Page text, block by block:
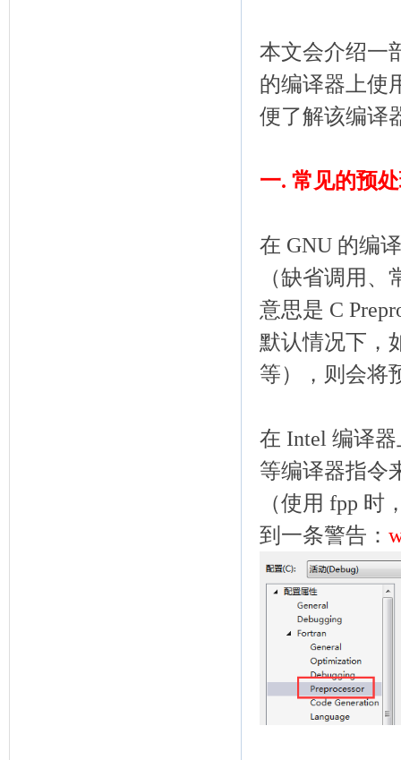
本文会介绍一
的编译器上使
便了解该编译
一. 常见的预
在 GNU 的编
（缺省调用
意思是 C
默认情况下，
等），则会将
在 Intel 编译
等编译器指令
（使用 fpp 时
到一条警告：